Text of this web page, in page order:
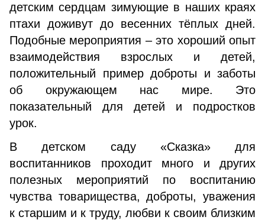
детским сердцам зимующие в наших краях
птахи доживут до весенних тёплых дней.
Подобные мероприятия – это хороший опыт
взаимодействия взрослых и детей,
положительный пример доброты и заботы
об окружающем нас мире. Это
показательный для детей и подростков
урок.
В детском саду «Сказка» для
воспитанников проходит много и других
полезных мероприятий по воспитанию
чувства товарищества, доброты, уважения
к старшим и к труду, любви к своим близким